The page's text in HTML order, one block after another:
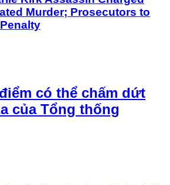
Murder; Prosecutors to
có thể chấm dứt
của Tổng thống